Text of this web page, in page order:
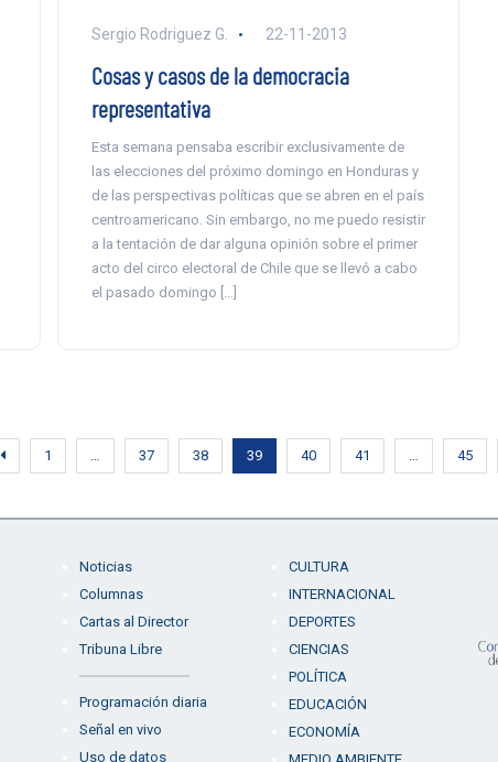
Sergio Rodriguez G. 22-11-2013
Cosas y casos de la democracia
representativa
Esta semana pensaba escribir exclusivamente de
las elecciones del próximo domingo en Honduras y
de las perspectivas políticas que se abren en el país
centroamericano. Sin embargo, no me puedo resistir
a la tentación de dar alguna opinión sobre el primer
acto del circo electoral de Chile que se llevó a cabo
el pasado domingo […]
1 … 37 38 39 40 41 … 45
Noticias
Columnas
Cartas al Director
Tribuna Libre
Programación diaria
Señal en vivo
Uso de datos
CULTURA
INTERNACIONAL
DEPORTES
CIENCIAS
POLÍTICA
EDUCACIÓN
ECONOMÍA